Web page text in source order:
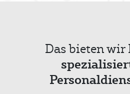
Das bieten wir